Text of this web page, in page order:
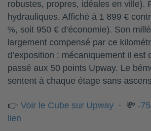
robustes, propres, idéales en ville).
hydrauliques. Affiché à 1 899 €
%, soit 950 € d’économie). Son
largement compensé par ce
d’exposition : mécaniquement il est
passé aux 50 points Upway. Le
sentent à chaque étage sans
👉 Voir le Cube sur Upway · 💸 -
lien